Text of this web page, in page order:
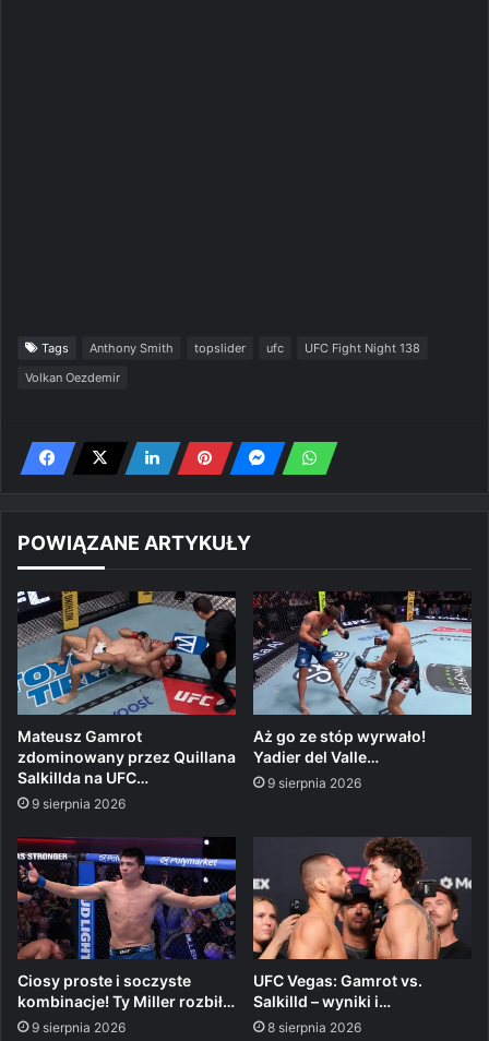
Tags Anthony Smith topslider ufc
UFC Fight Night 138
Volkan Oezdemir
POWIĄZANE ARTYKUŁY
Mateusz Gamrot
zdominowany przez Quillana
Salkillda na UFC…
9 sierpnia 2026
Aż go ze stóp wyrwało!
Yadier del Valle…
9 sierpnia 2026
Ciosy proste i soczyste
kombinacje! Ty Miller rozbił…
9 sierpnia 2026
UFC Vegas: Gamrot vs.
Salkilld – wyniki i…
8 sierpnia 2026